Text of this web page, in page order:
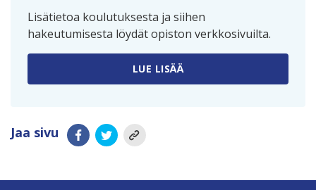
Lisätietoa koulutuksesta ja siihen
hakeutumisesta löydät opiston verkkosivuilta.
LUE LISÄÄ
Jaa sivu